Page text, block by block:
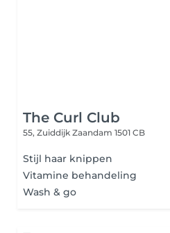
The Curl Club
55, Zuiddijk Zaandam 1501 CB
Stijl haar knippen
Vitamine behandeling
Wash & go